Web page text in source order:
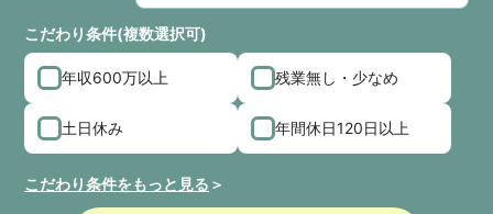
こだわり条件(複数選択可)
年収600万以上 残業無し・少なめ
土日休み 年間休日120日以上
こだわり条件をもっと見る